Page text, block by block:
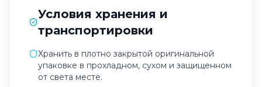
Условия хранения и
транспортировки
Хранить в плотно закрытой оригинальной
упаковке в прохладном, сухом и защищенном
от света месте.